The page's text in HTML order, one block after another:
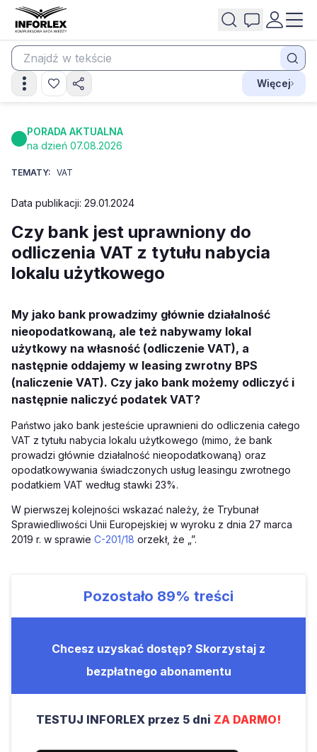
Więcej
PORADA AKTUALNA
na dzień 07.08.2026
TEMATY: VAT
Data publikacji: 29.01.2024
Czy bank jest uprawniony do
odliczenia VAT z tytułu nabycia
lokalu użytkowego
My jako bank prowadzimy głównie działalność
nieopodatkowaną, ale też nabywamy lokal
użytkowy na własność (odliczenie VAT), a
następnie oddajemy w leasing zwrotny BPS
(naliczenie VAT). Czy jako bank możemy odliczyć i
następnie naliczyć podatek VAT?
Państwo jako bank jesteście uprawnieni do odliczenia całego
VAT z tytułu nabycia lokalu użytkowego (mimo, że bank
prowadzi głównie działalność nieopodatkowaną) oraz
opodatkowywania świadczonych usług leasingu zwrotnego
podatkiem VAT według stawki 23%.
W pierwszej kolejności wskazać należy, że Trybunał
Sprawiedliwości Unii Europejskiej w wyroku z dnia 27 marca
2019 r. w sprawie C-201/18 orzekł, że „”.
Pozostało 89% treści
Chcesz uzyskać dostęp? Skorzystaj z
bezpłatnego abonamentu
TESTUJ INFORLEX przez 5 dni ZA DARMO!